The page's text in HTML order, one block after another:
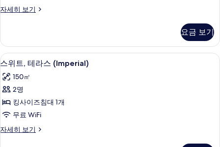
라
사
진
모
두
보
기
자세히 보기
로
트,
테
라
자
세
보
기
요금 보기
스
위
트,
테
라
(Imperial)
스위트, 테라스 (Imperial) | 고급 침구,
6
스위트, 테라스 (Imperial)
150㎡
2명
킹사이즈침대 1개
무료 WiFi
자세히 보기
스